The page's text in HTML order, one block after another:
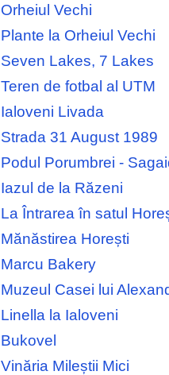
Orheiul Vechi
Plante la Orheiul Vechi
Seven Lakes, 7 Lakes
Teren de fotbal al UTM
Ialoveni Livada
Strada 31 August 1989
Podul Porumbrei -
Iazul de la Răzeni
La Întrarea în satul
Mănăstirea Horești
Marcu Bakery
Muzeul Casei lui
Linella la Ialoveni
Bukovel
Vinăria Mileștii Mici